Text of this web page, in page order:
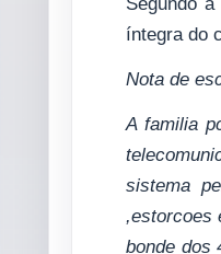
íntegra do
Nota de
A familia
sistema
,estorcoes
bonde dos